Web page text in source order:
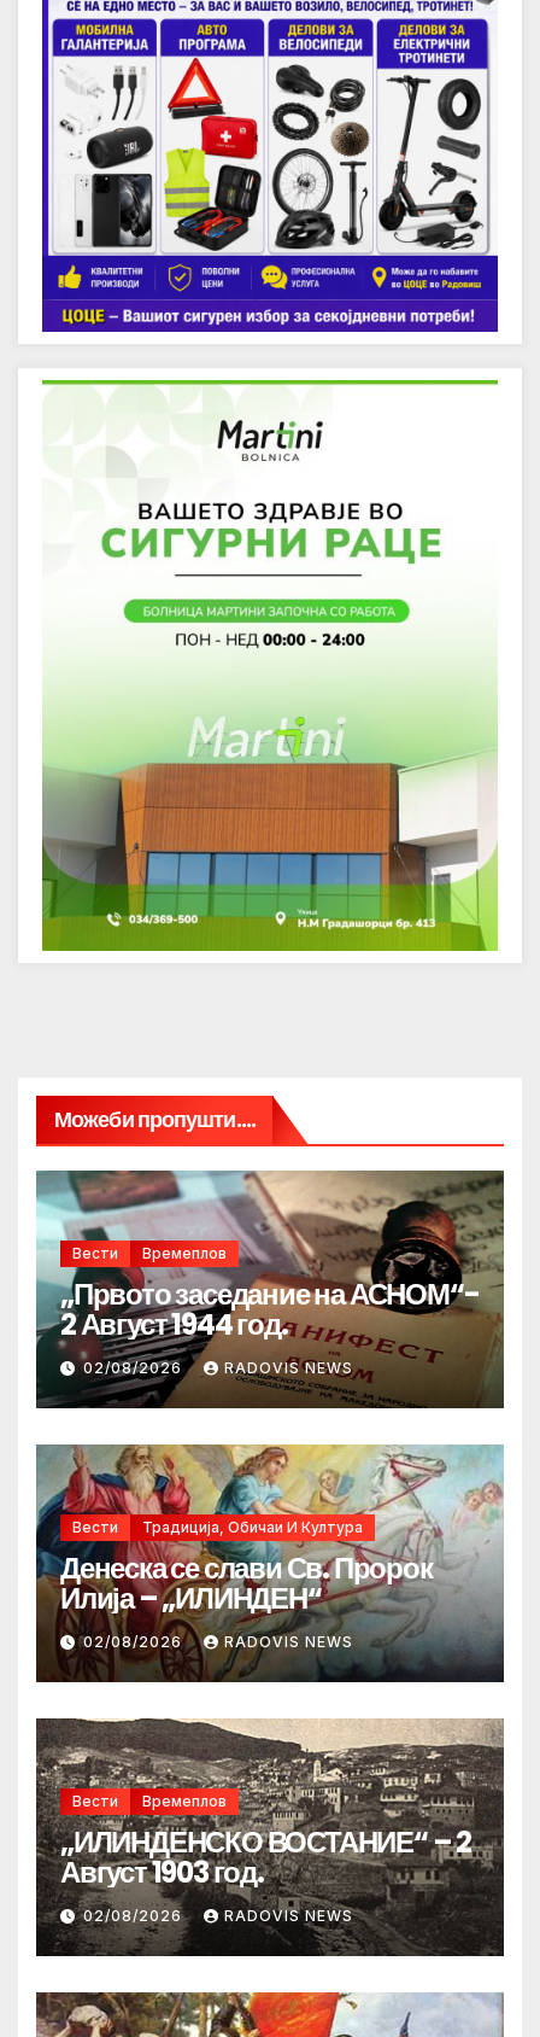
Можеби пропушти....
Вести Времеплов
„Првото заседание на АСНОМ“-
2 Август 1944 год.
02/08/2026 RADOVIS NEWS
Вести Традиција, Обичаи И Култура
Денеска се слави Св. Пророк
Илија – „ИЛИНДЕН“
02/08/2026 RADOVIS NEWS
Вести Времеплов
„ИЛИНДЕНСКО ВОСТАНИЕ“ – 2
Август 1903 год.
02/08/2026 RADOVIS NEWS